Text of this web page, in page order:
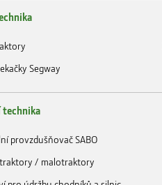
Segway
technika
provzdušňovač SABO
/ malotraktory